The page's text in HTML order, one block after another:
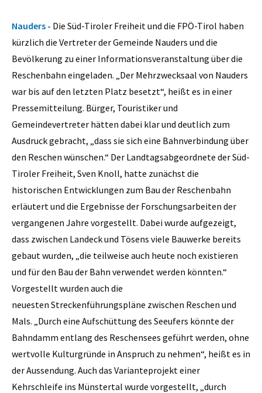
Nauders - Die Süd-Tiroler Freiheit und die FPÖ-Tirol haben
kürzlich die Vertreter der Gemeinde Nauders und die
Bevölkerung zu einer Informationsveranstaltung über die
Reschenbahn eingeladen. „Der Mehrzwecksaal von Nauders
war bis auf den letzten Platz besetzt“, heißt es in einer
Pressemitteilung. Bürger, Touristiker und
Gemeindevertreter hätten dabei klar und deutlich zum
Ausdruck gebracht, „dass sie sich eine Bahnverbindung über
den Reschen wünschen.“ Der Landtagsabgeordnete der Süd-
Tiroler Freiheit, Sven Knoll, hatte zunächst die
historischen Entwicklungen zum Bau der Reschenbahn
erläutert und die Ergebnisse der Forschungsarbeiten der
vergangenen Jahre vorgestellt. Dabei wurde aufgezeigt,
dass zwischen Landeck und Tösens viele Bauwerke bereits
gebaut wurden, „die teilweise auch heute noch existieren
und für den Bau der Bahn verwendet werden könnten.“
Vorgestellt wurden auch die
neuesten Streckenführungspläne zwischen Reschen und
Mals. „Durch eine Aufschüttung des Seeufers könnte der
Bahndamm entlang des Reschensees geführt werden, ohne
wertvolle Kulturgründe in Anspruch zu nehmen“, heißt es in
der Aussendung. Auch das Varianteprojekt einer
Kehrschleife ins Münstertal wurde vorgestellt, „durch